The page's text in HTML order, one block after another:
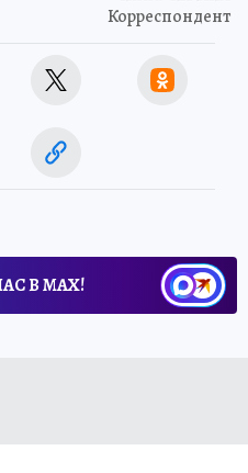
Корреспондент
В МАХ!